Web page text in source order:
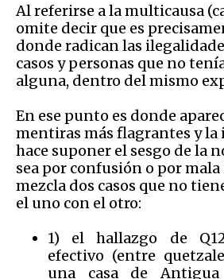
Al referirse a la multicausa
omite decir que es
donde radican las
casos y personas que no
alguna, dentro del mismo
En ese punto es donde
mentiras más flagrantes y la
hace suponer el sesgo de la
sea por confusión o por
mezcla dos casos que no
el uno con el otro:
1) el hallazgo de
efectivo (entre
una casa de Antigua